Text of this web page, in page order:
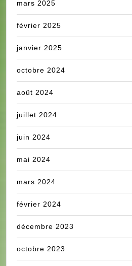
mars 2025
février 2025
janvier 2025
octobre 2024
août 2024
juillet 2024
juin 2024
mai 2024
mars 2024
février 2024
décembre 2023
octobre 2023